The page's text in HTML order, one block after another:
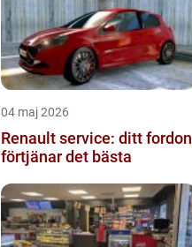
04 maj 2026
Renault service: ditt fordon
förtjänar det bästa